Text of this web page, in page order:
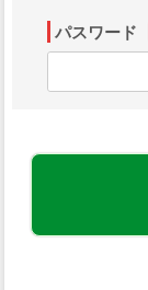
パスワード